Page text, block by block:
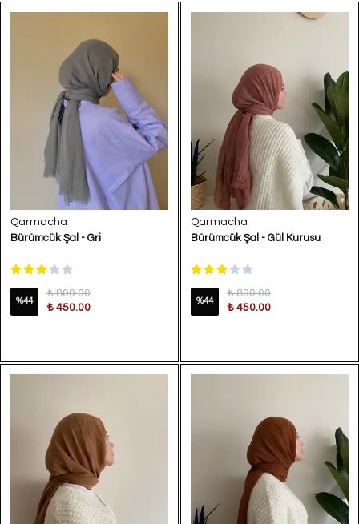
Qarmacha
Bürümcük Şal - Gri
%44
₺ 800.00
₺ 450.00
Qarmacha
Bürümcük Şal - Gül Kurusu
%44
₺ 800.00
₺ 450.00